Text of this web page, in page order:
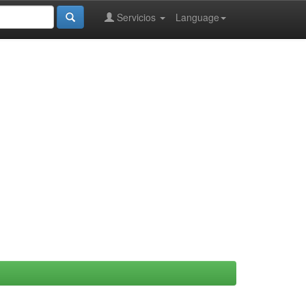
Language
Servicios